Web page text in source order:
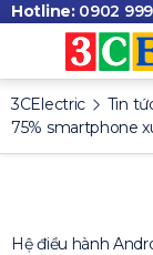
Hotline: 0902
3CElectric Tin
75% smartphone
Hệ điều hành